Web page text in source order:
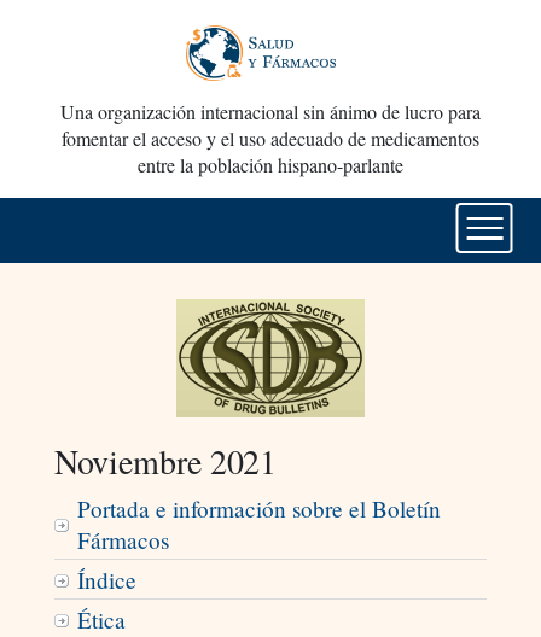
Una organización internacional sin ánimo de lucro para
fomentar el acceso y el uso adecuado de medicamentos
entre la población hispano-parlante
Noviembre 2021
Portada e información sobre el Boletín
Fármacos
Índice
Ética